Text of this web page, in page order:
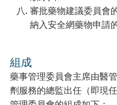
審批藥物建議委員會
納入安全網藥物申請
組成
藥事管理委員會主席由醫
劑服務的總監出任（即現